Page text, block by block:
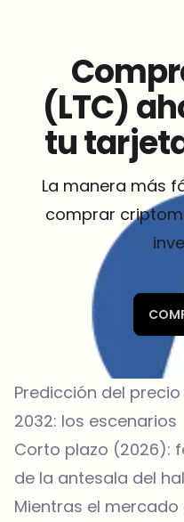
(LTC)
tu
La manera más
comprar
Predicción del
2032: los escenarios
Corto plazo (2026):
de la antesala del
Mientras el